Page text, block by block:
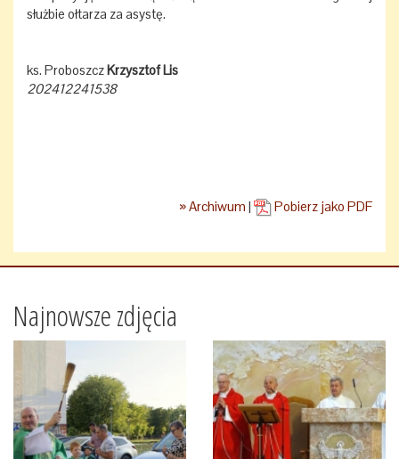
służbie ołtarza za asystę.
ks. Proboszcz Krzysztof Lis
202412241538
» Archiwum | Pobierz jako PDF
Najnowsze zdjęcia